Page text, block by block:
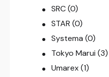
SRC (0)
STAR (0)
Systema (0)
Tokyo Marui (3)
Umarex (1)